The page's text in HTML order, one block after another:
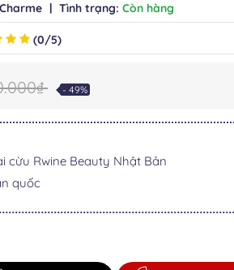
Charme | Tình trạng: Còn hàng
(0/5)
- 49%
cừu Rwine Beauty Nhật Bản
quốc